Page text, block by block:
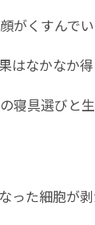
がくすん
なかなか
具選びと
った細胞